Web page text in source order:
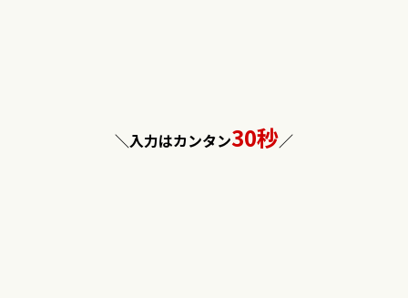
＼入力はカンタン30秒／